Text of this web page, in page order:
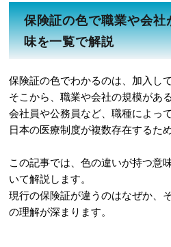
2-3 黄色の保険証：
の教職員が対象の「
2-4 緑・紫色の保険
が加入する「後期高
2-5 市区町村ごとに
灰色など）：自営業者
3
保険証の色で社会的
う噂は本当か？
保険証の色で職業や会
味を一覧で解説
保険証の色でわかるのは、加入し
そこから、職業や会社の規模があ
会社員や公務員など、職種によっ
日本の医療制度が複数存在するため
この記事では、色の違いが持つ意
いて解説します。
現行の保険証が違うのはなぜか、
の理解が深まります。